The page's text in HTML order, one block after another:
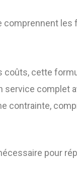
coûts, cette
complet
contrainte,
pour